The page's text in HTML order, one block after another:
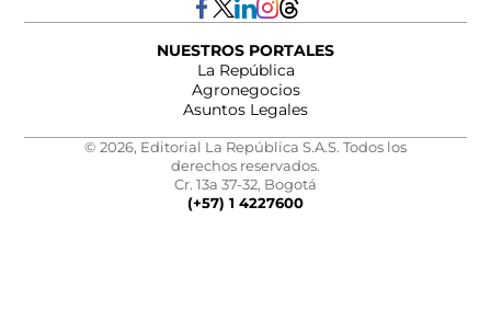
NUESTROS PORTALES
La República
Agronegocios
Asuntos Legales
© 2026, Editorial La República S.A.S. Todos los
derechos reservados.
Cr. 13a 37-32, Bogotá
(+57) 1 4227600